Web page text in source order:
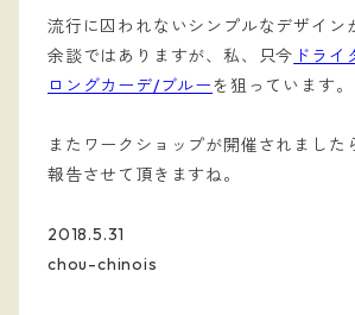
流行に囚われないシンプルなデザイン
余談ではありますが、私、只今 ドライ
ロングカーデ/ブルーを狙っています。
またワークショップが開催されました
報告させて頂きますね。
2018.5.31
chou-chinois